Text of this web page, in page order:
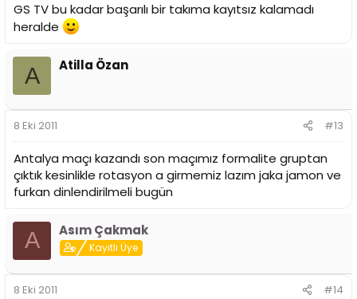
GS TV bu kadar başarılı bir takıma kayıtsız kalamadı
heralde
A Atilla Özan
8 Eki 2011 #13
Antalya maçı kazandı son maçımız formalite gruptan
çıktık kesinlikle rotasyon a girmemiz lazım jaka jamon ve
furkan dinlendirilmeli bugün
A Asım Çakmak
Kayıtlı Üye
8 Eki 2011 #14